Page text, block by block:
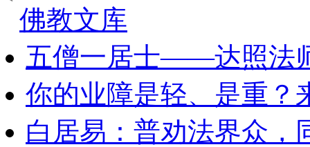
佛教文库
五僧一居士——达照法
你的业障是轻、是重？
白居易：普劝法界众，